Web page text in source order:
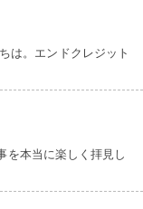
は。エンドクレジット
を本当に楽しく拝見し